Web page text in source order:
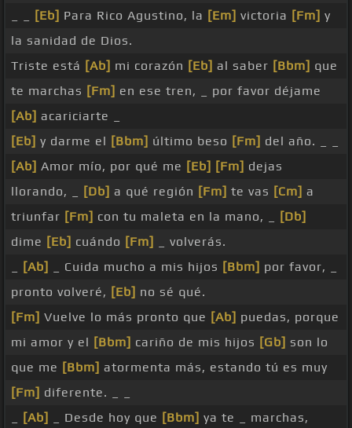
[Eb] Para Rico Agustino, la [Em] victoria [Fm] y
la sanidad de Dios.
Triste está [Ab] mi corazón [Eb] al saber [Bbm] que
te marchas [Fm] en ese tren, _ por favor déjame
[Ab] acariciarte _
[Eb] y darme el [Bbm] último beso [Fm] del año. _ _
[Ab] Amor mío, por qué me [Eb] [Fm] dejas
llorando, _
[Db] a qué región [Fm] te vas [Cm] a
triunfar [Fm] con tu maleta en la mano, _
[Db]
dime [Eb] cuándo [Fm]
_ volverás.
[Ab] _ Cuida mucho a mis hijos [Bbm] por favor, _
pronto volveré, [Eb] no sé qué.
[Fm] Vuelve lo más pronto que [Ab] puedas, porque
mi amor y el [Bbm] cariño de mis hijos [Gb] son lo
que me [Bbm] atormenta más, estando tú es muy
[Fm] diferente. _ _
[Ab] _ Desde hoy que [Bbm] ya te _ marchas,